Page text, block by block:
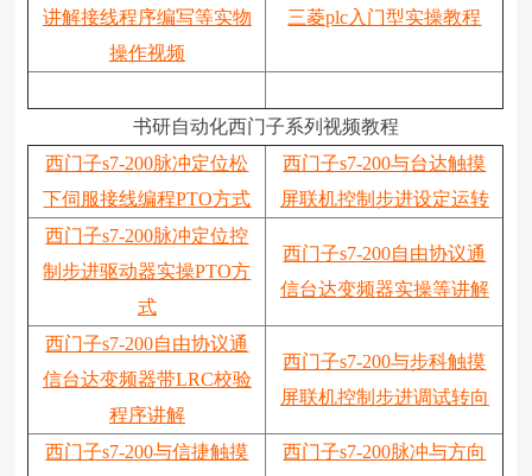
讲解接线程序编写等实物
操作视频
三菱plc入门型实操教程
书研自动化西门子系列视频教程
西门子s7-200脉冲定位松
下伺服接线编程PTO方式
西门子s7-200与台达触摸
屏联机控制步进设定运转
西门子s7-200脉冲定位控
制步进驱动器实操PTO方
式
西门子s7-200自由协议通
信台达变频器实操等讲解
西门子s7-200自由协议通
信台达变频器带LRC校验
程序讲解
西门子s7-200与步科触摸
屏联机控制步进调试转向
西门子s7-200与信捷触摸
西门子s7-200脉冲与方向